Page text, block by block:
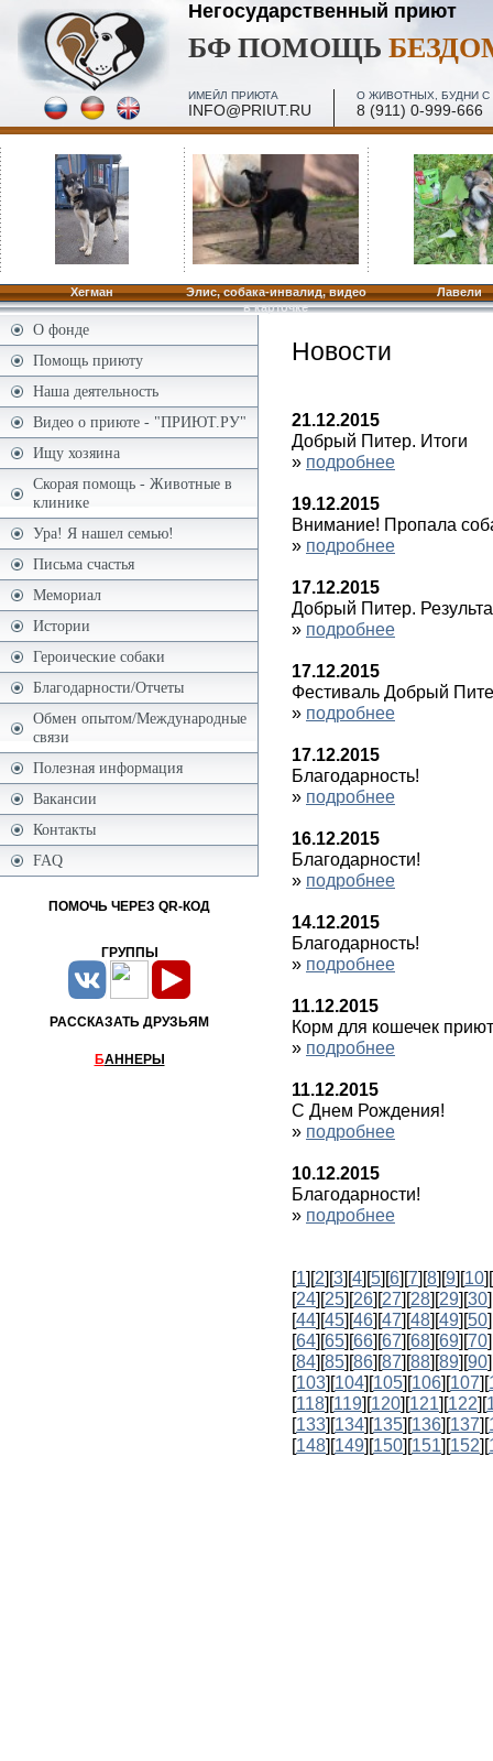
Негосударственный приют
БФ ПОМОЩЬ
ИМЕЙЛ ПРИЮТА
INFO@PRIUT.RU
О ЖИВОТНЫХ, БУДНИ С
8 (911) 0-999-666
ПОСЕЩЕНИЕ, МИНИ-ЭКСКУРСИИ - 2 И 4 ПЯТН.
Хегман
Элис, собака-инвалид, видео
в карточке
Лавели
Новости
21.12.2015
Добрый Питер. Итоги
» подробнее
19.12.2015
Внимание! Пропала
» подробнее
17.12.2015
Добрый Питер.
» подробнее
17.12.2015
Фестиваль Добрый
» подробнее
17.12.2015
Благодарность!
» подробнее
16.12.2015
Благодарности!
» подробнее
14.12.2015
Благодарность!
» подробнее
11.12.2015
Корм для кошечек
» подробнее
11.12.2015
С Днем Рождения!
» подробнее
10.12.2015
Благодарности!
» подробнее
[1][2][3][4][5][6][7][8][9][10][
[24][25][26][27][28][29][30
[44][45][46][47][48][49][50
[64][65][66][67][68][69][70
[84][85][86][87][88][89][90
[103][104][105][106][107][
[118][119][120][121][122][
[133][134][135][136][137][
[148][149][150][151][152][
О фонде
Помощь приюту
Наша деятельность
Видео о приюте - "ПРИЮТ.РУ"
Ищу хозяина
Скорая помощь - Животные в
клинике
Ура! Я нашел семью!
Письма счастья
Мемориал
Истории
Героические собаки
Благодарности/Отчеты
Обмен опытом/Международные
связи
Полезная информация
Вакансии
Контакты
FAQ
ПОМОЧЬ ЧЕРЕЗ QR-КОД
ГРУППЫ
РАССКАЗАТЬ ДРУЗЬЯМ
БАННЕРЫ